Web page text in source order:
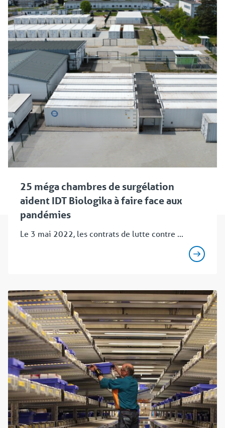
25 méga chambres de surgélation
aident IDT Biologika à faire face aux
pandémies
Le 3 mai 2022, les contrats de lutte contre ...